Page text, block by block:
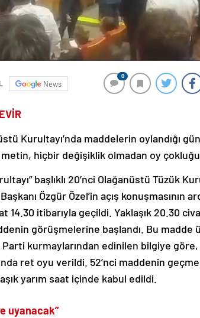
News
0
Kurultayı’nda maddelerin oylandığı
hiçbir değişiklik olmadan oy
başlıklı 20’nci Olağanüstü Tüzük
Özgür Özel’in açış konuşmasının
itibarıyla geçildi. Yaklaşık 20.30
görüşmelerine başlandı. Bu madde
kurmaylarından edinilen bilgiye
ret oyu verildi. 52’nci maddenin
yarım saat içinde kabul edildi.
uyanacak”